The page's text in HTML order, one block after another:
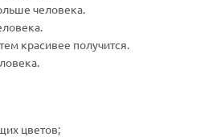
человека.
красивее получится.
цветов;